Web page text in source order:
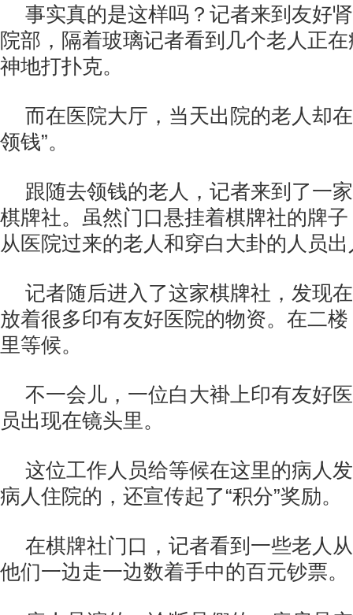
事实真的是这样吗？记者来到友好
院部，隔着玻璃记者看到几个老人正
神地打扑克。
而在医院大厅，当天出院的老人却
领钱”。
跟随去领钱的老人，记者来到了一
棋牌社。虽然门口悬挂着棋牌社的牌
从医院过来的老人和穿白大卦的人员
记者随后进入了这家棋牌社，发现
放着很多印有友好医院的物资。在二
里等候。
不一会儿，一位白大褂上印有友好
员出现在镜头里。
这位工作人员给等候在这里的病人
病人住院的，还宣传起了“积分”奖励。
在棋牌社门口，记者看到一些老人
他们一边走一边数着手中的百元钞票。